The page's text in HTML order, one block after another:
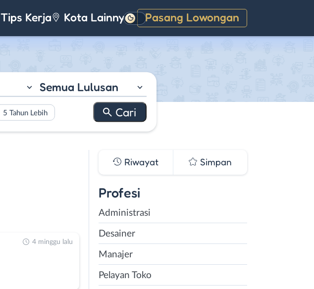
Tips Kerja Kota Lainnya Pasang Lowongan
Gelap
Semua Lulusan
5 Tahun Lebih
4 minggu lalu
Riwayat Simpan
Profesi
Administrasi
Desainer
Manajer
Pelayan Toko